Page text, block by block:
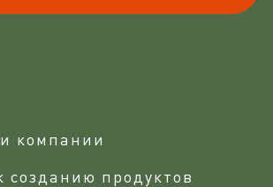
компании
созданию продуктов